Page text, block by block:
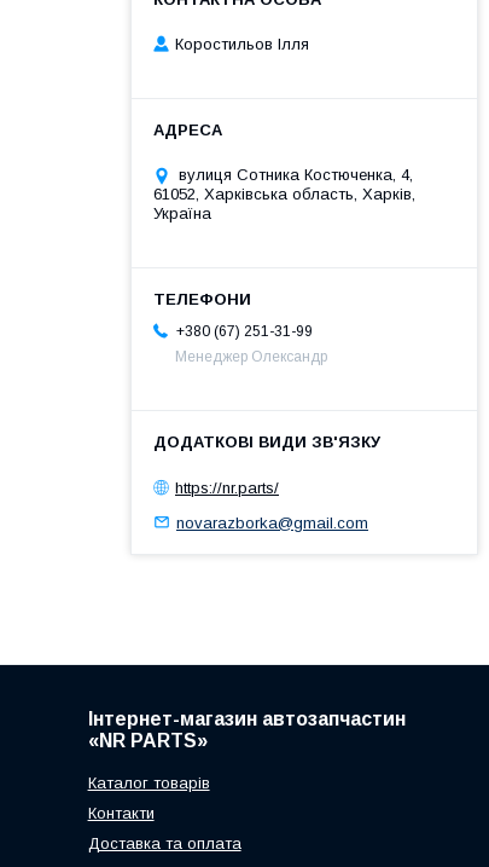
Коростильов Ілля
вулиця Сотника Костюченка, 4,
61052, Харківська область, Харків,
Україна
+380 (67) 251-31-99
Менеджер Олександр
https://nr.parts/
novarazborka@gmail.com
Інтернет-магазин автозапчастин
«NR PARTS»
Каталог товарів
Контакти
Доставка та оплата